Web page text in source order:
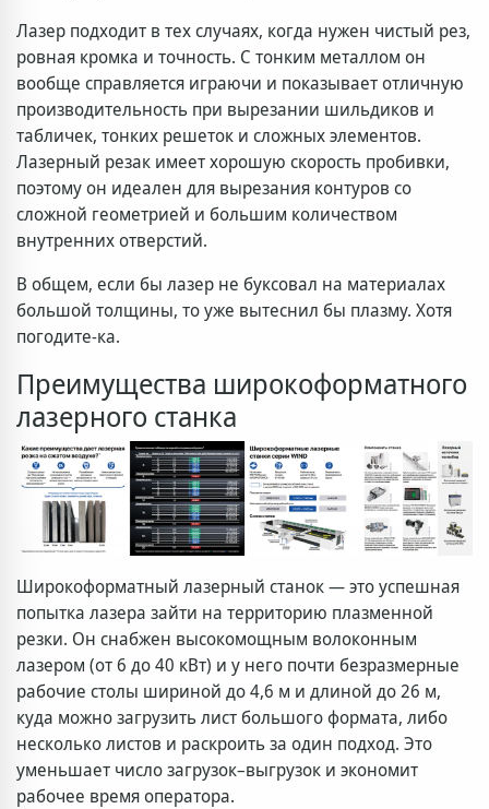
Лазер подходит в тех случаях, когда нужен чистый рез,
ровная кромка и точность. С тонким металлом он
вообще справляется играючи и показывает отличную
производительность при вырезании шильдиков и
табличек, тонких решеток и сложных элементов.
Лазерный резак имеет хорошую скорость пробивки,
поэтому он идеален для вырезания контуров со
сложной геометрией и большим количеством
внутренних отверстий.
В общем, если бы лазер не буксовал на материалах
большой толщины, то уже вытеснил бы плазму. Хотя
погодите-ка.
Преимущества широкоформатного
лазерного станка
Широкоформатный лазерный станок — это успешная
попытка лазера зайти на территорию плазменной
резки. Он снабжен высокомощным волоконным
лазером (от 6 до 40 кВт) и у него почти безразмерные
рабочие столы шириной до 4,6 м и длиной до 26 м,
куда можно загрузить лист большого формата, либо
несколько листов и раскроить за один подход. Это
уменьшает число загрузок–выгрузок и экономит
рабочее время оператора.